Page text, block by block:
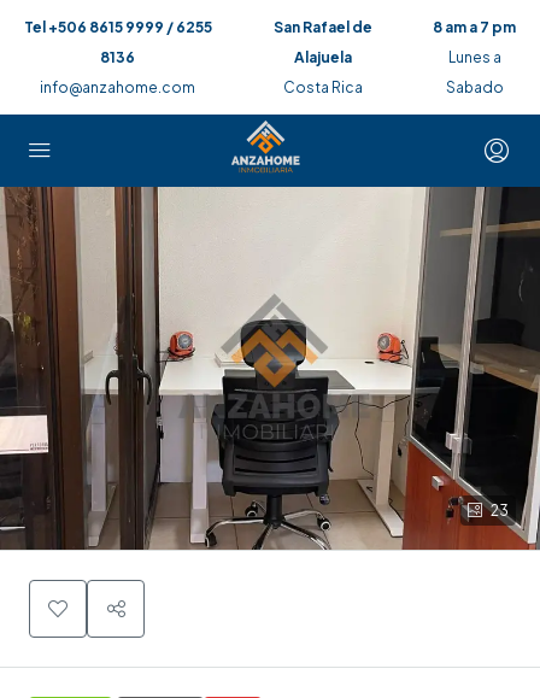
Tel +506 8615 9999 / 6255
8136
info@anzahome.com
San Rafael de
Alajuela
Costa Rica
8 am a 7 pm
Lunes a
Sabado
23